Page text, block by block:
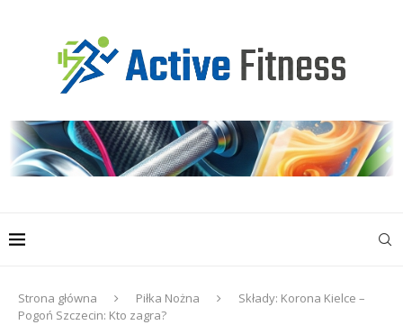
Strona główna Piłka Nożna
Składy: Korona Kielce –
Pogoń Szczecin: Kto zagra?